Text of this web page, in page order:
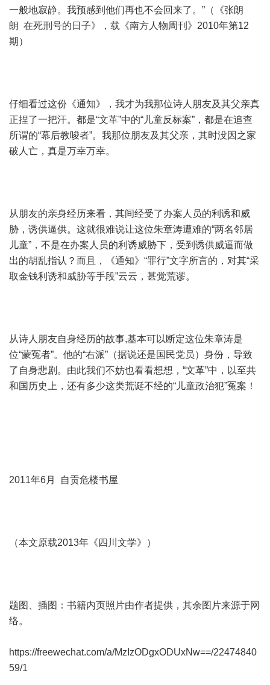
一般地寂静。我预感到他们再也不会回来了。”（《张朗
朗 在死刑号的日子》，载《南方人物周刊》2010年第12
期）
仔细看过这份《通知》，我才为我那位诗人朋友及其父亲真
正捏了一把汗。都是“文革”中的“儿童反标案”，都是在追查
所谓的“幕后教唆者”。我那位朋友及其父亲，其时没因之家
破人亡，真是万幸万幸。
从朋友的亲身经历来看，其间经受了办案人员的利诱和威
胁，诱供逼供。这就很难说让这位朱章涛遭难的“两名邻居
儿童”，不是在办案人员的利诱威胁下，受到诱供威逼而做
出的胡乱指认？而且，《通知》“罪行”文字所言的，对其“采
取金钱利诱和威胁等手段”云云，甚觉荒谬。
从诗人朋友自身经历的故事,基本可以断定这位朱章涛是
位“蒙冤者”。他的“右派”（据说还是国民党员）身份，导致
了自身悲剧。由此我们不妨也看看想想，“文革”中，以至共
和国历史上，还有多少这类荒诞不经的“儿童政治犯”冤案！
2011年6月 自贡危楼书屋
（本文原载2013年《四川文学》）
题图、插图：书籍内页照片由作者提供，其余图片来源于网
络。
https://freewechat.com/a/MzIzODgxODUxNw==/22474840
59/1